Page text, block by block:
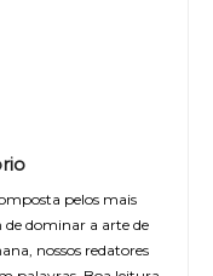
pelos mais
de dominar a arte de
nossos redatores